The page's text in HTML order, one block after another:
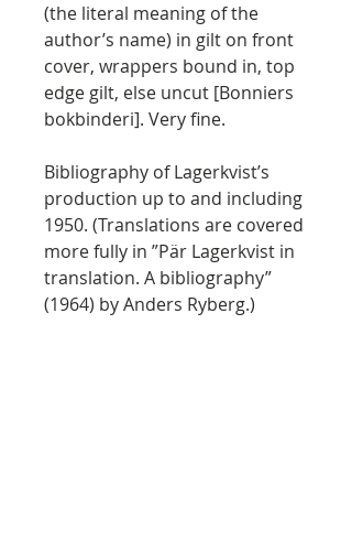
(the literal meaning of the
author’s name) in gilt on front
cover, wrappers bound in, top
edge gilt, else uncut [Bonniers
bokbinderi]. Very fine.
Bibliography of Lagerkvist’s
production up to and including
1950. (Translations are covered
more fully in ”Pär Lagerkvist in
translation. A bibliography”
(1964) by Anders Ryberg.)